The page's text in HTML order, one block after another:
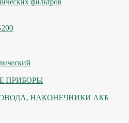
фильтров
ПРИБОРЫ
НАКОНЕЧНИКИ АКБ